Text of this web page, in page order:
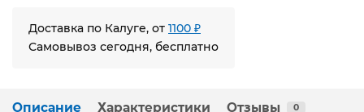
Доставка по Калуге, от 1100 ₽
Самовывоз сегодня, бесплатно
Описание Характеристики Отзывы 0